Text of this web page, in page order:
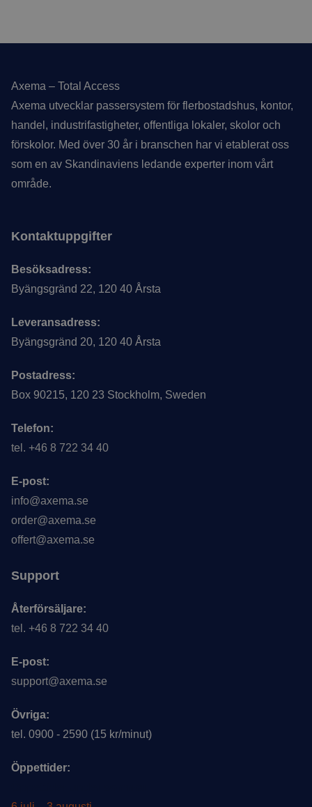
Axema – Total Access
Axema utvecklar passersystem för flerbostadshus, kontor,
handel, industrifastigheter, offentliga lokaler, skolor och
förskolor. Med över 30 år i branschen har vi etablerat oss
som en av Skandinaviens ledande experter inom vårt
område.
Kontaktuppgifter
Besöksadress:
Byängsgränd 22, 120 40 Årsta
Leveransadress:
Byängsgränd 20, 120 40 Årsta
Postadress:
Box 90215, 120 23 Stockholm, Sweden
Telefon:
tel. +46 8 722 34 40
E-post:
info@axema.se
order@axema.se
offert@axema.se
Support
Återförsäljare:
tel. +46 8 722 34 40
E-post:
support@axema.se
Övriga:
tel. 0900 - 2590 (15 kr/minut)
Öppettider: